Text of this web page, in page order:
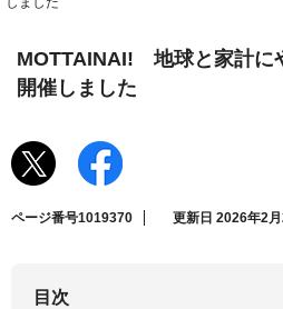
MOTTAINAI! 地球と家計に
開催しました
ページ番号1019370 更新日 2026年2月
目次